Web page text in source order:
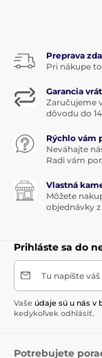
Preprava
Pri nákupe
Garancia
Zaručujeme
dôvodu do
Rýchlo vám
Neváhajte
Radi vám
Vlastná
Môžete
objednávky
Prihláste sa do
Tu napíšte
Vaše údaje sú u nás v
kedykoľvek odhlásiť.
Potrebujete